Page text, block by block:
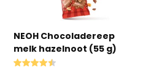
NEOH Chocoladereep
melk hazelnoot (55 g)